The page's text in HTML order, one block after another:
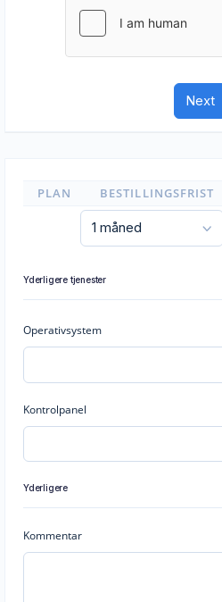
PLAN BESTILLINGSFRIST
Yderligere tjenester
Operativsystem
Kontrolpanel
Yderligere
Kommentar